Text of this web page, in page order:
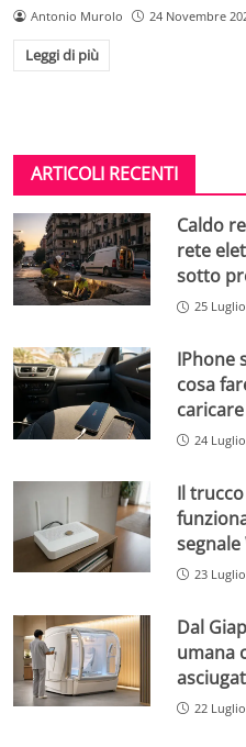
Antonio Murolo 24 Novembre
Leggi di più
ARTICOLI RECENTI
Caldo
rete
sotto
25
IPhone
cosa
caricare
24
Il
segnale
23
Dal
umana
22